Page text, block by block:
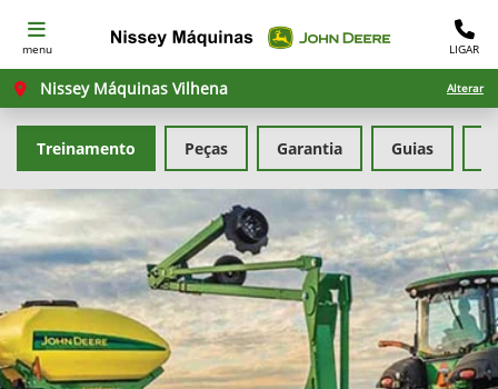
menu LIGAR
Nissey Máquinas Vilhena Alterar
Peças Garantia Guias
Treinamento